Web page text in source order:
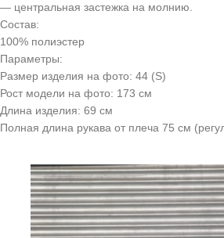
— центральная застежка на молнию.
Состав:
100% полиэстер
Параметры:
Размер изделия на фото: 44 (S)
Рост модели на фото: 173 см
Длина изделия: 69 см
Полная длина рукава от плеча 75 см